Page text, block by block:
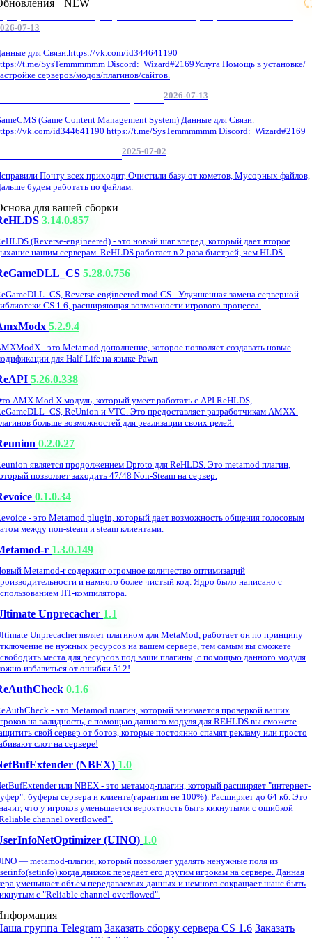
NEW
07-13
для Связи.https://vk.com/id344641190
t.me/SysTemmmmmm Discord: Wizard#2169Услуга Помощь в установке/
серверов/модов/плагинов/сайтов.
2026-07-13
(Game Content Management System) Данные для Связи.
vk.com/id344641190 https://t.me/SysTemmmmmm Discord: Wizard#2169
2025-07-02
Почту всех приходит, Очистили базу от кометов, Мусорных файлов,
будем работать по файлам.
для вашей сборки
3.14.0.857
(Reverse-engineered) - это новый шаг вперед, который дает второе
нашим серверам. ReHLDS работает в 2 раза быстрей, чем HLDS.
5.28.0.756
Reverse-engineered mod CS - Улучшенная замена серверной
CS 1.6, расширяющая возможности игрового процесса.
5.2.9.4
- это Metamod дополнение, которое позволяет создавать новые
для Half-Life на языке Pawn
5.26.0.338
AMX Mod X модуль, который умеет работать с API ReHLDS,
ReUnion и VTC. Это предоставляет разработчикам AMXX-
больше возможностей для реализации своих целей.
0.2.0.27
является продолжением Dproto для ReHLDS. Это metamod плагин,
позволяет заходить 47/48 Non-Steam на сервер.
0.1.0.34
- это Metamod plugin, который дает возможность общения голосовым
между non-steam и steam клиентами.
r 1.3.0.149
Metamod-r содержит огромное количество оптимизаций
и намного более чистый код. Ядро было написано с
JIT-компилятора.
Unprecacher 1.1
Unprecacher являет плагином для MetaMod, работает он по принципу
не нужных ресурсов на вашем сервере, тем самым вы сможете
места для ресурсов под ваши плагины, с помощью данного модуля
избавиться от ошибки 512!
0.1.6
- это Metamod плагин, который занимается проверкой ваших
на валидность, с помощью данного модуля для REHLDS вы сможете
свой сервер от ботов, которые постоянно спамят рекламу или просто
слот на сервере!
(NBEX) 1.0
или NBEX - это метамод-плагин, который расширяет "интернет-
буферы сервера и клиента(гарантия не 100%). Расширяет до 64 кб. Это
что у игроков уменьшается вероятность быть кикнутыми с ошибкой
channel overflowed".
(UINO) 1.0
— metamod-плагин, который позволяет удалять ненужные поля из
когда движок передаёт его другим игрокам на сервере. Данная
уменьшает объём передаваемых данных и немного сокращает шанс быть
с "Reliable channel overflowed".
группа Telegram Заказать сборку сервера CS 1.6 Заказать